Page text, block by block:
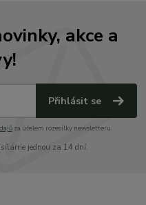
akce a
Přihlásit se
za účelem rozesílky newsletteru.
jednou za 14 dní.